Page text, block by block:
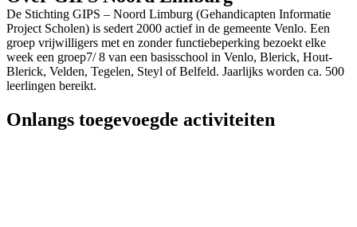
De Stichting GIPS – Noord Limburg (Gehandicapten Informatie
Project Scholen) is sedert 2000 actief in de gemeente Venlo. Een
groep vrijwilligers met en zonder functiebeperking bezoekt elke
week een groep7/ 8 van een basisschool in Venlo, Blerick, Hout-
Blerick, Velden, Tegelen, Steyl of Belfeld. Jaarlijks worden ca. 500
leerlingen bereikt.
Onlangs toegevoegde activiteiten